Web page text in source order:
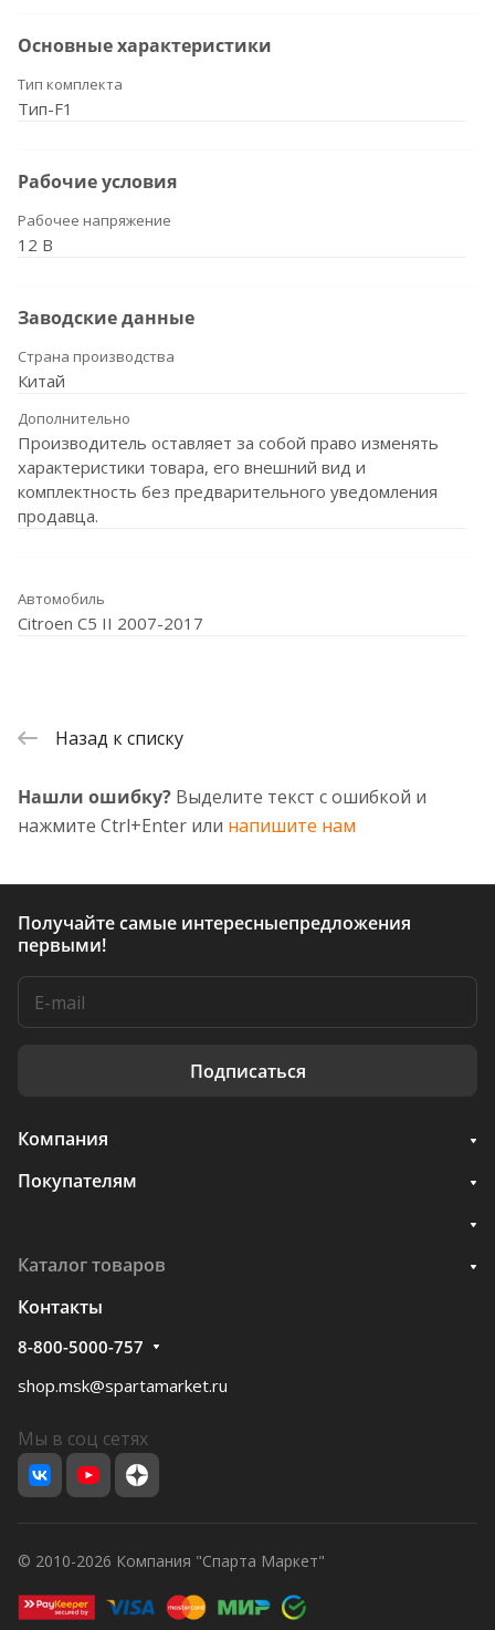
Основные характеристики
Тип комплекта
Тип-F1
Рабочие условия
Рабочее напряжение
12 В
Заводские данные
Страна производства
Китай
Дополнительно
Производитель оставляет за собой право изменять
характеристики товара, его внешний вид и
комплектность без предварительного уведомления
продавца.
Автомобиль
Citroen C5 II 2007-2017
Назад к списку
Нашли ошибку? Выделите текст с ошибкой и
нажмите Ctrl+Enter или напишите нам
Получайте самые интересныепредложения
первыми!
Подписаться
Компания
Покупателям
Каталог товаров
Контакты
8-800-5000-757
shop.msk@spartamarket.ru
Мы в соц сетях
© 2010-2026 Компания "Спарта Маркет"